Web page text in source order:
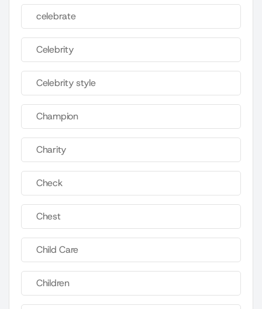
celebrate
Celebrity
Celebrity style
Champion
Charity
Check
Chest
Child Care
Children